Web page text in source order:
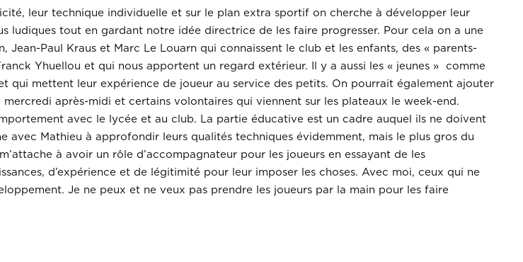
leur technique individuelle et sur le plan extra sportif on cherche à développer leur
tout en gardant notre idée directrice de les faire progresser. Pour cela on a une
Jean-Paul Kraus et Marc Le Louarn qui connaissent le club et les enfants, des « parents-
Yhuellou et qui nous apportent un regard extérieur. Il y a aussi les « jeunes » comme
qui mettent leur expérience de joueur au service des petits. On pourrait également ajouter
après-midi et certains volontaires qui viennent sur les plateaux le week-end.
avec le lycée et au club. La partie éducative est un cadre auquel ils ne doivent
Mathieu à approfondir leurs qualités techniques évidemment, mais le plus gros du
à avoir un rôle d’accompagnateur pour les joueurs en essayant de les
d’expérience et de légitimité pour leur imposer les choses. Avec moi, ceux qui ne
Je ne peux et ne veux pas prendre les joueurs par la main pour les faire